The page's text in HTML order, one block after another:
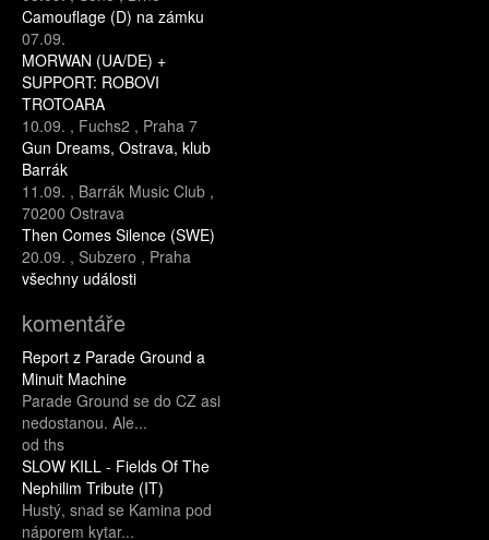
Camouflage (D) na zámku
07.09.
MORWAN (UA/DE) +
SUPPORT: ROBOVI
TROTOARA
10.09. , Fuchs2 , Praha 7
Gun Dreams, Ostrava, klub
Barrák
11.09. , Barrák Music Club ,
70200 Ostrava
Then Comes Silence (SWE)
20.09. , Subzero , Praha
všechny události
komentáře
Report z Parade Ground a
Minuit Machine
Parade Ground se do CZ asi
nedostanou. Ale...
od ths
SLOW KILL - Fields Of The
Nephilim Tribute (IT)
Hustý, snad se Kamina pod
náporem kytar...